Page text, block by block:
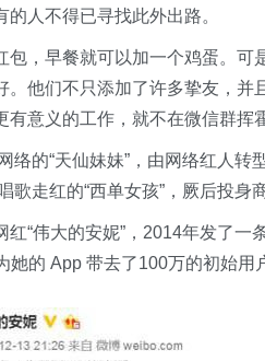
人不得已寻找此外出路。
包，早餐就可以加一个鸡蛋。
。他们不只添加了许多挚友，
意义的工作，就不在微信群挥
络的“天仙妹妹”，由网络红人转
走红的“西单女孩”，厥后投身
“伟大的安妮”，2014年发了一
她的 App 带去了100万的初始用